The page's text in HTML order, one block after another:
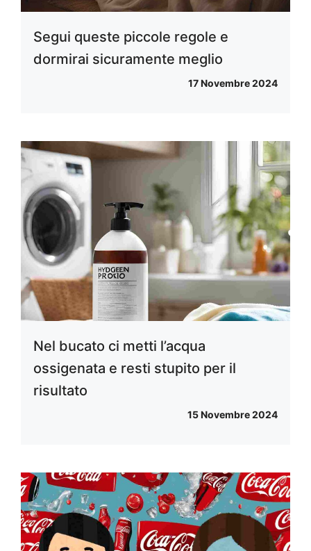
Segui queste piccole regole e
dormirai sicuramente meglio
17 Novembre 2024
Nel bucato ci metti l’acqua
ossigenata e resti stupito per il
risultato
15 Novembre 2024